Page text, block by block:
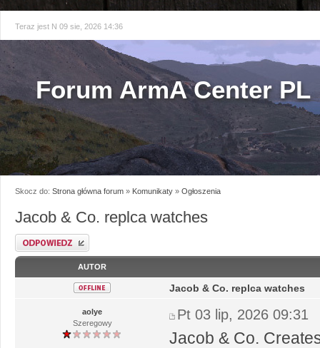
Teraz jest N 09 sie, 2026 14:36
Forum ArmA Center PL
Skocz do: Strona główna forum » Komunikaty » Ogłoszenia
Jacob & Co. replca watches
Odpowiedz
AUTOR
aolye
Szeregowy
Jacob & Co. replca watches
Pt 03 lip, 2026 09:31
Jacob & Co.